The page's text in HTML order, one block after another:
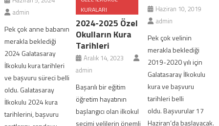
admin
Pek çok anne babanın
merakla beklediği
2024 Galatasaray
İlkokulu kura tarihleri
ve başvuru süreci belli
oldu. Galatasaray
İlkokulu 2024 kura
tarihlerini, başvuru
KURALARI
2024-2025 Özel
Okulların Kura
Tarihleri
Aralık 14, 2023
admin
Başarılı bir eğitim
öğretim hayatının
başlangıcı olan ilkokul
seçimi velilerin önemli
Haziran 10, 2019
admin
Pek çok velinin
merakla beklediği
2019-2020 yılı için
Galatasaray İlkokulu
kura ve başvuru
tarihleri belli
oldu. Başvurular 17
Haziran’da başlayacak.